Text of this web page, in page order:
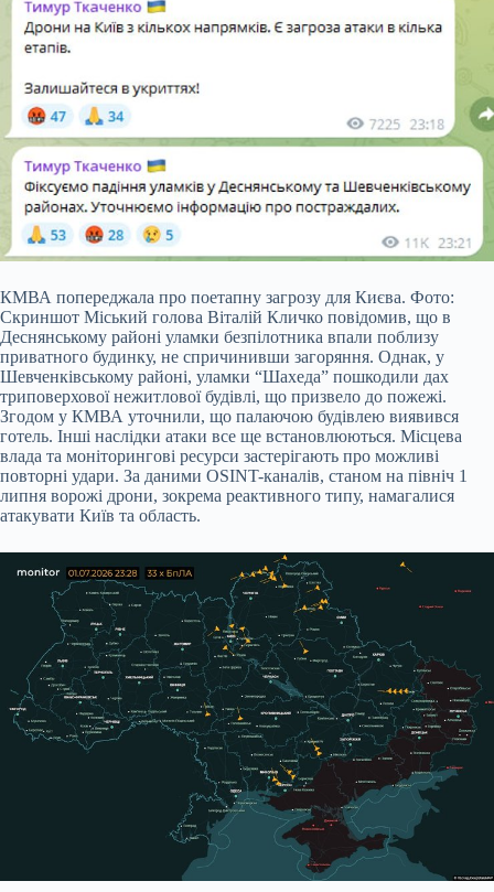
КМВА попереджала про поетапну загрозу для Києва. Фото:
Скриншот Міський голова Віталій Кличко повідомив, що в
Деснянському районі уламки безпілотника впали поблизу
приватного будинку, не спричинивши загоряння. Однак, у
Шевченківському районі, уламки “Шахеда” пошкодили дах
триповерхової нежитлової будівлі, що призвело до пожежі.
Згодом у КМВА уточнили, що палаючою будівлею виявився
готель. Інші наслідки атаки все ще встановлюються. Місцева
влада та моніторингові ресурси застерігають про можливі
повторні удари. За даними OSINT-каналів, станом на північ 1
липня ворожі дрони, зокрема реактивного типу, намагалися
атакувати Київ та область.